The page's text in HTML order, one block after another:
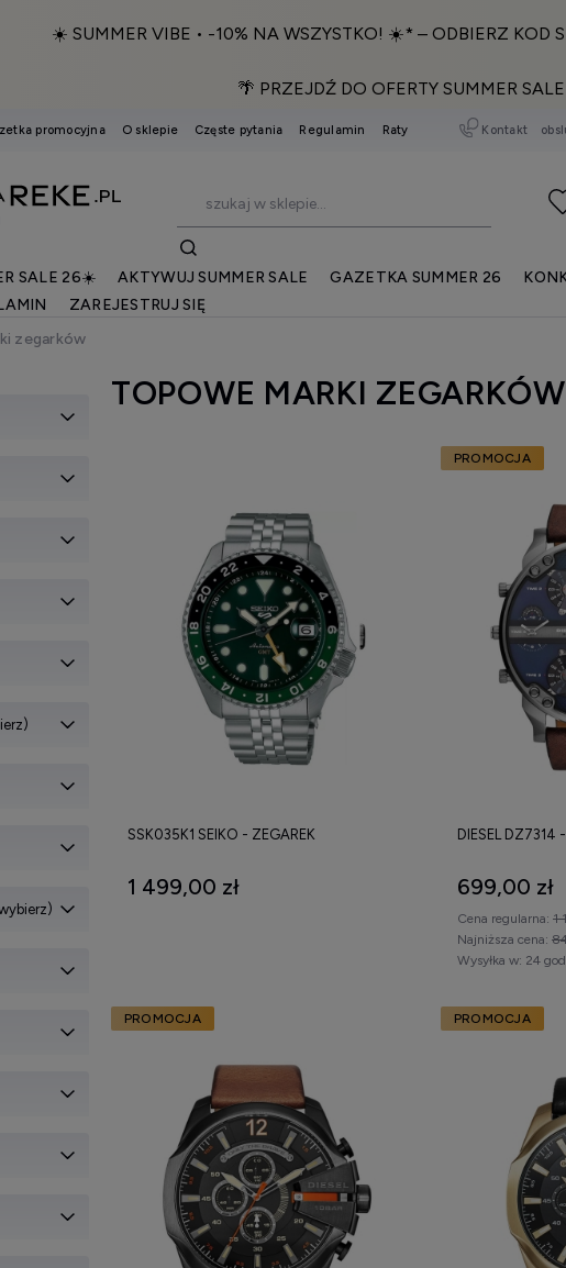
☀️ SUMMER VIBE • -10% NA WSZYSTKO! ☀️* – ODBIERZ KOD
🌴 PRZEJDŹ DO OFERTY SUMMER
promocyjna O sklepie Częste pytania Regulamin Raty Kontakt
SALE 26☀️ AKTYWUJ SUMMER SALE GAZETKA SUMMER 26
ZAREJESTRUJ SIĘ
zegarków
TOPOWE MARKI ZEGARKÓW
SSK035K1 SEIKO - ZEGAREK
1 499,00 zł
DIESEL DZ7314
699,00 zł
Cena regularna: 1
Najniższa cena:
Wysyłka w: 24
PROMOCJA
PROMOCJA PROMOCJA